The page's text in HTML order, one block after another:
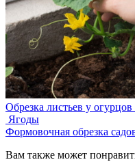
Обрезка листьев у
Ягоды
Формовочная обрезка
Вам также может